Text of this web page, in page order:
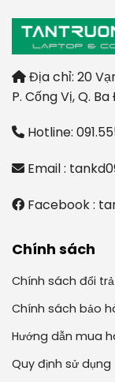
Địa chỉ: 20
P. Cống Vị, Q.
Hotline:
Email :
Facebook :
Chính sách
Chính sách đổi
Chính sách bảo
Hướng dẫn mua
Quy định sử dụng